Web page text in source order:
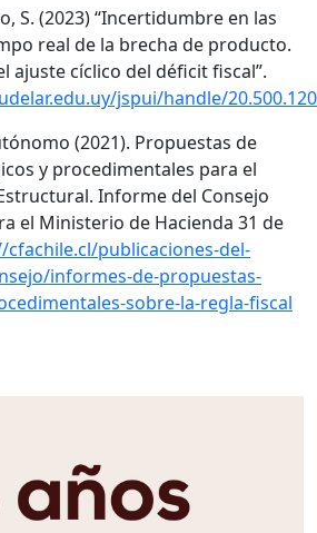
S. (2023) “Incertidumbre en las
real de la brecha de producto.
ajuste cíclico del déficit fiscal”.
jspui/handle/
(2021). Propuestas de
y procedimentales para el
Informe del Consejo
el Ministerio de Hacienda 31 de
cfachile.cl/publicaciones-del-
informes-de-propuestas-
sobre-la-regla-fiscal